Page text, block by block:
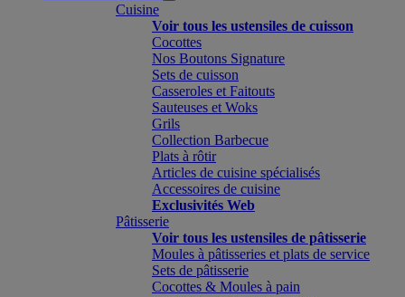
Cuisine
Voir tous les ustensiles de cuisson
Cocottes
Nos Boutons Signature
Sets de cuisson
Casseroles et Faitouts
Sauteuses et Woks
Grils
Collection Barbecue
Plats à rôtir
Articles de cuisine spécialisés
Accessoires de cuisine
Exclusivités Web
Pâtisserie
Voir tous les ustensiles de pâtisserie
Moules à pâtisseries et plats de service
Sets de pâtisserie
Cocottes & Moules à pain